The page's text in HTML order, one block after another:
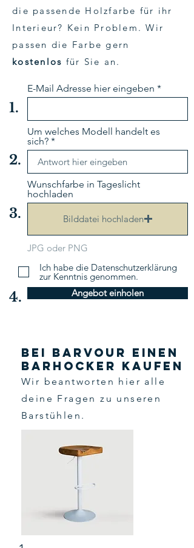
die passende Holzfarbe für ihr
Interieur? Kein Problem. Wir
passen die Farbe gern
kostenlos für Sie an.
1.
E-Mail Adresse hier eingeben
2.
Um welches Modell handelt es
sich?
3.
Wunschfarbe in Tageslicht
hochladen
Bilddatei hochladen
JPG oder PNG
Ich habe die Datenschutzerklärung
zur Kenntnis genommen.
4. Angebot einholen
bei barvour einen
Barhocker kaufen
Wir beantworten hier alle
deine Fragen zu unseren
Barstühlen.